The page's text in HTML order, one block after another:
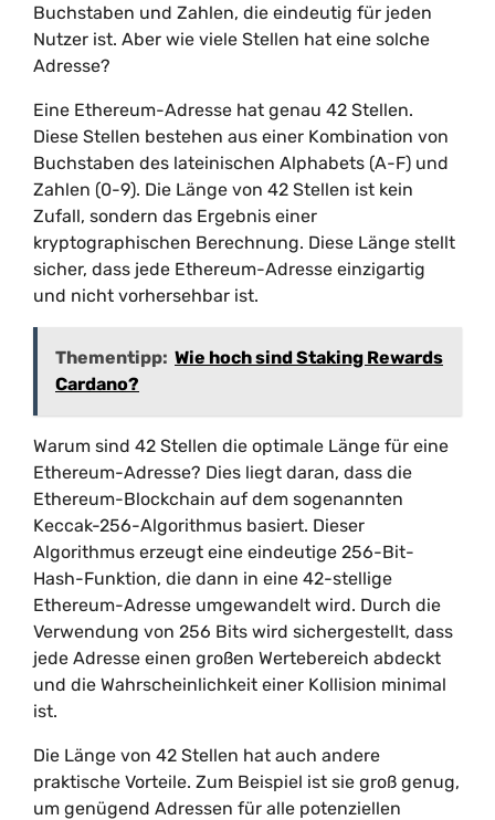
Buchstaben und Zahlen, die eindeutig für jeden
Nutzer ist. Aber wie viele Stellen hat eine solche
Adresse?
Eine Ethereum-Adresse hat genau 42 Stellen.
Diese Stellen bestehen aus einer Kombination von
Buchstaben des lateinischen Alphabets (A-F) und
Zahlen (0-9). Die Länge von 42 Stellen ist kein
Zufall, sondern das Ergebnis einer
kryptographischen Berechnung. Diese Länge stellt
sicher, dass jede Ethereum-Adresse einzigartig
und nicht vorhersehbar ist.
Thementipp: Wie hoch sind Staking Rewards
Cardano?
Warum sind 42 Stellen die optimale Länge für eine
Ethereum-Adresse? Dies liegt daran, dass die
Ethereum-Blockchain auf dem sogenannten
Keccak-256-Algorithmus basiert. Dieser
Algorithmus erzeugt eine eindeutige 256-Bit-
Hash-Funktion, die dann in eine 42-stellige
Ethereum-Adresse umgewandelt wird. Durch die
Verwendung von 256 Bits wird sichergestellt, dass
jede Adresse einen großen Wertebereich abdeckt
und die Wahrscheinlichkeit einer Kollision minimal
ist.
Die Länge von 42 Stellen hat auch andere
praktische Vorteile. Zum Beispiel ist sie groß genug,
um genügend Adressen für alle potenziellen